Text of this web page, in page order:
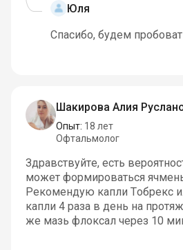
Юля
Спасибо, будем
Шакирова Алия
Опыт: 18 лет
Офтальмолог
Здравствуйте, есть
может формироваться
Рекомендую капли Тобрекс
капли 4 раза в день на
же мазь флоксал через 10